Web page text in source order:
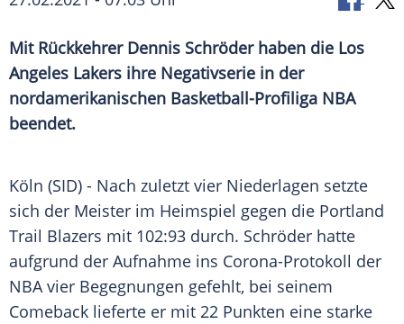
Mit Rückkehrer Dennis Schröderhaben die Los
Angeles Lakers ihre Negativserie in der
nordamerikanischen Basketball-Profiliga NBA
beendet.
Köln (SID) - Nach zuletzt vier Niederlagen setzte
sich der Meister im Heimspiel gegen die Portland
Trail Blazers mit 102:93 durch. Schröder hatte
aufgrund der Aufnahme ins Corona-Protokoll der
NBAvier Begegnungen gefehlt, bei seinem
Comeback lieferte er mit 22 Punkten eine starke